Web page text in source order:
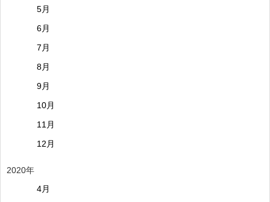
5月
6月
7月
8月
9月
10月
11月
12月
2020年
4月